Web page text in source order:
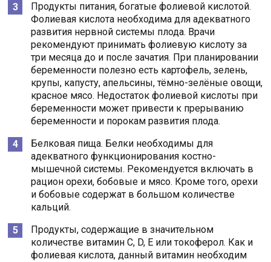
Продукты питания, богатые фолиевой кислотой.
Фолиевая кислота необходима для адекватного
развития нервной системы плода. Врачи
рекомендуют принимать фолиевую кислоту за
три месяца до и после зачатия. При планировании
беременности полезно есть картофель, зелень,
крупы, капусту, апельсины, тёмно-зелёные овощи,
красное мясо. Недостаток фолиевой кислоты при
беременности может привести к прерыванию
беременности и порокам развития плода.
Белковая пища. Белки необходимы для
адекватного функционирования костно-
мышечной системы. Рекомендуется включать в
рацион орехи, бобовые и мясо. Кроме того, орехи
и бобовые содержат в большом количестве
кальций.
Продукты, содержащие в значительном
количестве витамин С, D, Е или токоферол. Как и
фолиевая кислота, данный витамин необходим